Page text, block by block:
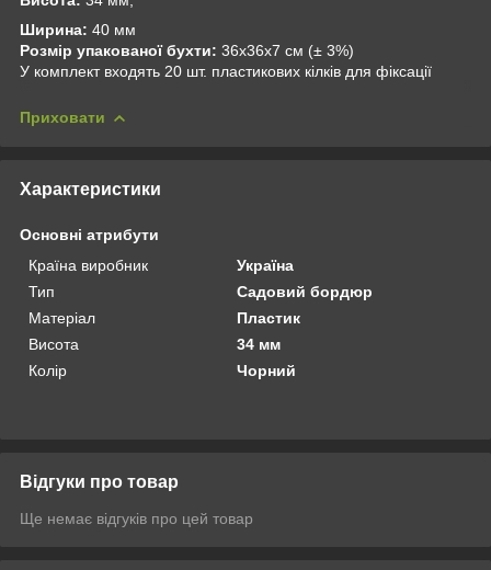
Ширина: 40 мм
Розмір упакованої бухти: 36х36х7 см (± 3%)
У комплект входять 20 шт. пластикових кілків для фіксації
Приховати
Характеристики
Основні атрибути
Країна виробник
Україна
Тип
Садовий бордюр
Матеріал
Пластик
Висота
34 мм
Колір
Чорний
Відгуки про товар
Ще немає відгуків про цей товар